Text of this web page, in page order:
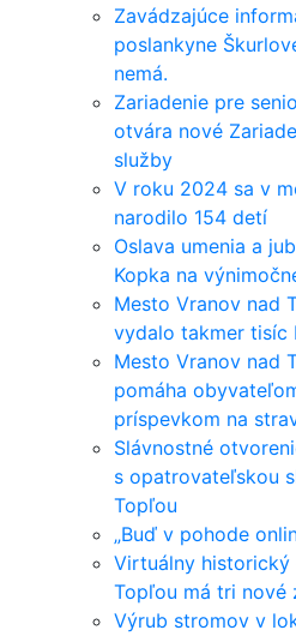
Zavádzajúce
poslankyne
nemá.
Zariadenie pre
otvára nové
služby
V roku 2024 sa v
narodilo 154 detí
Oslava umenia a
Kopka na
Mesto Vranov nad
vydalo takmer tisíc
Mesto Vranov nad
pomáha
príspevkom na
Slávnostné
s opatrovateľskou
Topľou
„Buď v pohode
Virtuálny historický
Topľou má tri nové
Výrub stromov v